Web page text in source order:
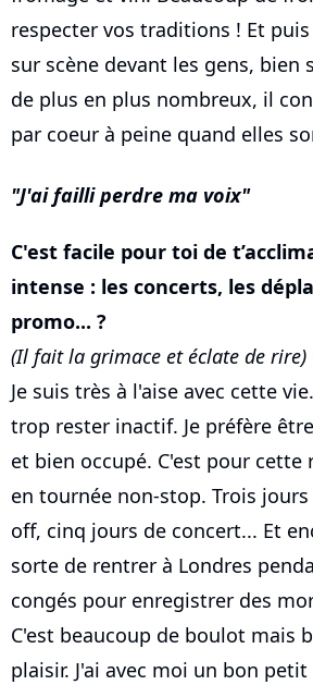
respecter vos traditions ! Et
sur scène devant les gens, bien
de plus en plus nombreux, il
par coeur à peine quand elles
J'ai failli perdre ma voix
C'est facile pour toi de
intense : les concerts, les
promo... ?
(Il fait la grimace et éclate de rire)
Je suis très à l'aise avec cette
trop rester inactif. Je préfère
et bien occupé. C'est pour cette
en tournée non-stop. Trois
off, cinq jours de concert... Et
sorte de rentrer à Londres
congés pour enregistrer des
C'est beaucoup de boulot mais
plaisir. J'ai avec moi un bon